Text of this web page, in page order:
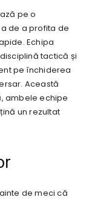
pe o
de a profita de
Echipa
tactică și
pe închiderea
Această
ambele echipe
un rezultat
de meci că